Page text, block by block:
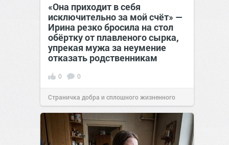
«Она приходит в себя
исключительно за мой счёт» —
Ирина резко бросила на стол
обёртку от плавленого сырка,
упрекая мужа за неумение
отказать родственникам
0 0
Страничка добра и сплошного жизненного
позитива!00:28Вчера